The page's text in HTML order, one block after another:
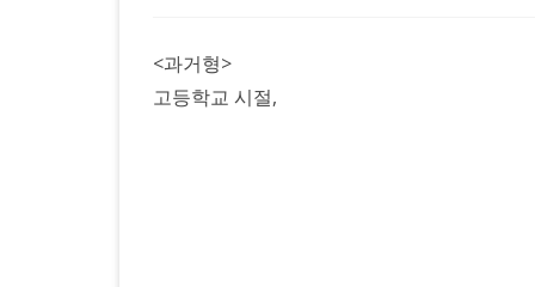
<과거형>
고등학교 시절,